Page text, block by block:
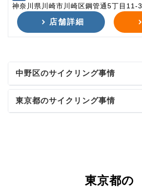
神奈川県川崎市川崎区鋼管通5丁目11-3
店舗詳細
中野区のサイクリング事情
東京都のサイクリング事情
東京都の